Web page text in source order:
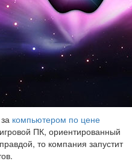
компьютером по цене
ПК, ориентированный
то компания запустит